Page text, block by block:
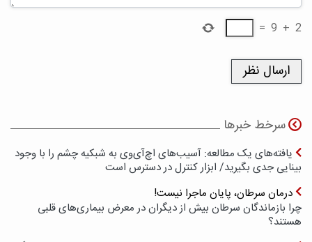
2
+
9
=
سرخط خبرها
یافته‌های یک مطالعه: آسیب‌های اچ‌آی‌وی به شبکیه چشم را با وجود
بینایی جدی بگیرید/ ابزار کنترل در دسترس است
درمان سرطان، پایان ماجرا نیست!
چرا بازماندگان سرطان بیش از دیگران در معرض بیماری‌های قلبی
هستند؟